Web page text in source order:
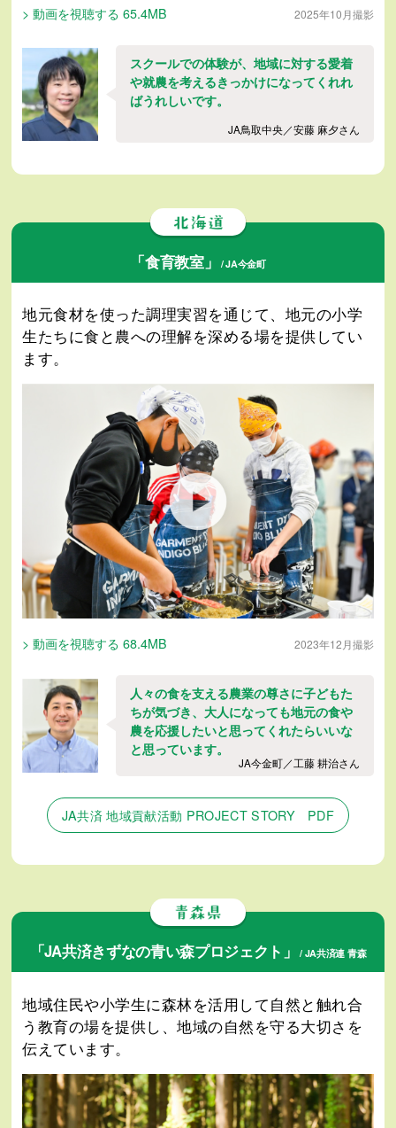
> 動画を視聴する 65.4MB 2025年10月撮影
スクールでの体験が、地域に対する愛着
や就農を考えるきっかけになってくれれ
ばうれしいです。
JA鳥取中央／安藤 麻夕さん
「食育教室」 / JA今金町
地元食材を使った調理実習を通じて、地元の小学
生たちに食と農への理解を深める場を提供してい
ます。
> 動画を視聴する 68.4MB 2023年12月撮影
人々の食を支える農業の尊さに子どもた
ちが気づき、大人になっても地元の食や
農を応援したいと思ってくれたらいいな
と思っています。
JA今金町／工藤 耕治さん
JA共済 地域貢献活動 PROJECT STORY PDF
「JA共済きずなの青い森プロジェクト」 / JA共済連 青森
地域住民や小学生に森林を活用して自然と触れ合
う教育の場を提供し、地域の自然を守る大切さを
伝えています。